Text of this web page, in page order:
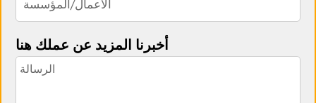
أخبرنا المزيد عن عملك هنا